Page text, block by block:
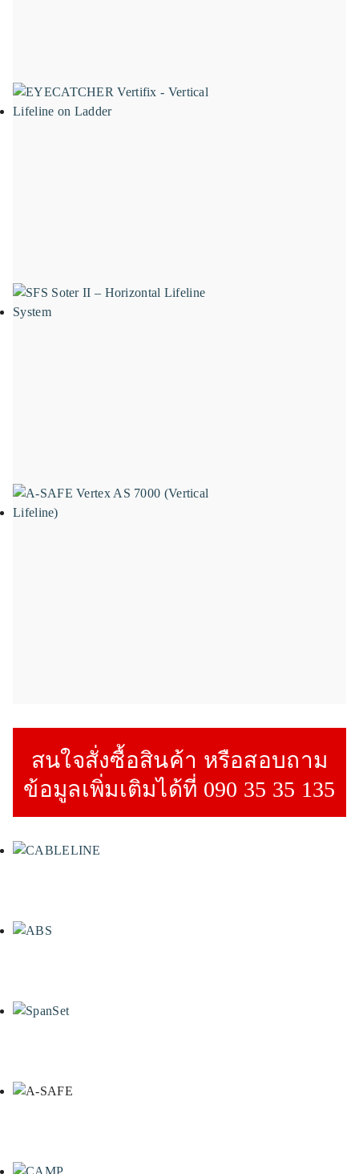
สนใจสั่งซื้อสินค้า หรือสอบถาม
ข้อมูลเพิ่มเติมได้ที่ 090 35 35 135